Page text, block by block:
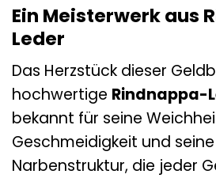
Ein Meisterwerk aus
Leder
Das Herzstück dieser
hochwertige Rindnappa-
bekannt für seine
Geschmeidigkeit und
Narbenstruktur, die jeder